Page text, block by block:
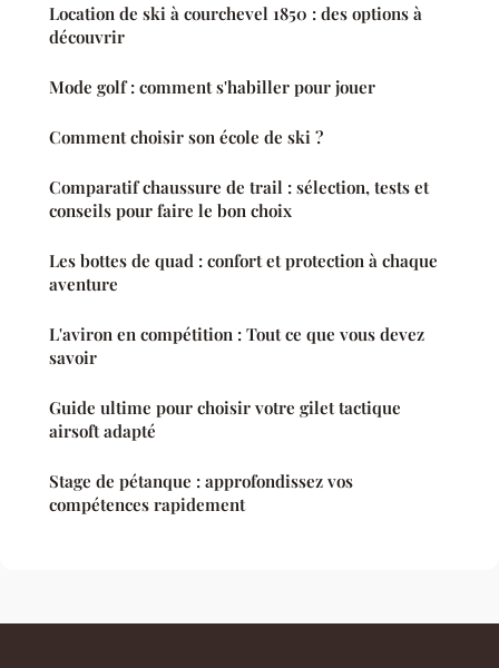
Location de ski à courchevel 1850 : des options à
découvrir
Mode golf : comment s'habiller pour jouer
Comment choisir son école de ski ?
Comparatif chaussure de trail : sélection, tests et
conseils pour faire le bon choix
Les bottes de quad : confort et protection à chaque
aventure
L'aviron en compétition : Tout ce que vous devez
savoir
Guide ultime pour choisir votre gilet tactique
airsoft adapté
Stage de pétanque : approfondissez vos
compétences rapidement